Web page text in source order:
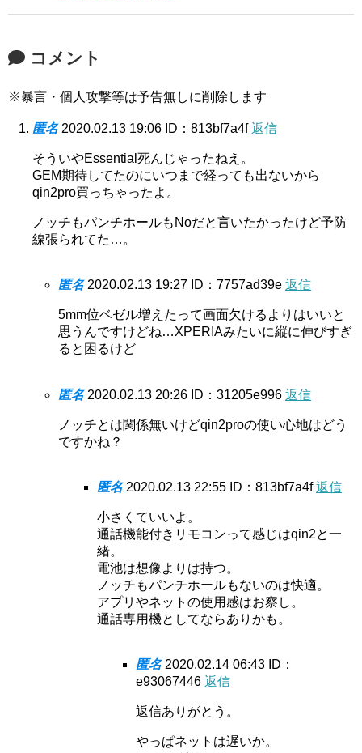
コメント
※暴言・個人攻撃等は予告無しに削除します
匿名 2020.02.13 19:06 ID：813bf7a4f返信
そういやEssential死んじゃったねえ。
GEM期待してたのにいつまで経っても出ないから
qin2pro買っちゃったよ。
ノッチもパンチホールもNoだと言いたかったけど予防
線張られてた…。
匿名 2020.02.13 19:27 ID：7757ad39e 返信
5mm位ベゼル増えたって画面欠けるよりはいいと
思うんですけどね…XPERIAみたいに縦に伸びすぎ
ると困るけど
匿名 2020.02.13 20:26 ID：31205e996 返信
ノッチとは関係無いけどqin2proの使い心地はどう
ですかね？
匿名 2020.02.13 22:55 ID：813bf7a4f返信
小さくていいよ。
通話機能付きリモコンって感じはqin2と一
緒。
電池は想像よりは持つ。
ノッチもパンチホールもないのは快適。
アプリやネットの使用感はお察し。
通話専用機としてならありかも。
匿名 2020.02.14 06:43 ID：
e93067446 返信
返信ありがとう。
やっぱネットは遅いか。